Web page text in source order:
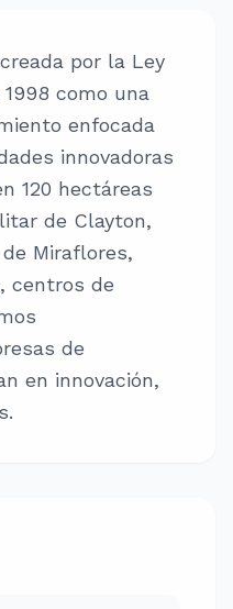
por la Ley
como una
enfocada
innovadoras
120 hectáreas
de Clayton,
Miraflores,
centros de
de
en innovación,